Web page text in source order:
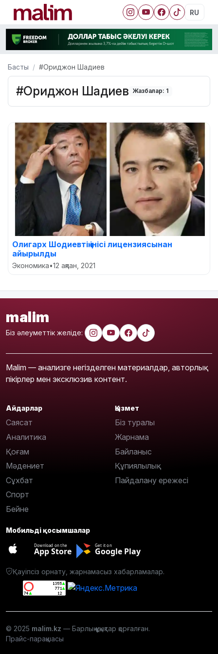
RU
Басты #Ориджон Шадиев
#Ориджон Шадиев Жазбалар: 1
Олигарх Шодиевтің інісі лицензиясынан
айырылды
Экономика•12 ақпан, 2021
malim
Біз әлеуметтік желіде:
Malim — анализге негізделген материалдар, авторлық
пікірлер мен эксклюзив контент.
Айдарлар
Саясат
Аналитика
Қоғам
Мәдениет
Сұхбат
Спорт
Бейне
Қызмет
Біз туралы
Жарнама
Байланыс
Құпиялылық
Пайдалану ережесі
Мобильді қосымшалар
Download on the
App Store
Get it on
Google Play
Қауіпсіз орнату, жарнамасыз хабарламалар.
© 2025 malim.kz — Барлық құқықтар қорғалған.
Прайс-парақшасы